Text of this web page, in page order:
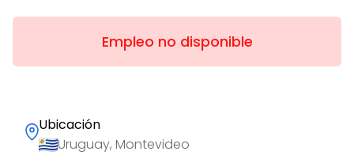
Empleo no disponible
Ubicación
Uruguay, Montevideo